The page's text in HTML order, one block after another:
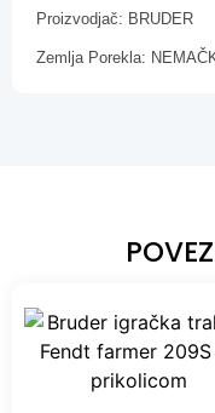
Proizvodjač: BRUDER
Zemlja Porekla: